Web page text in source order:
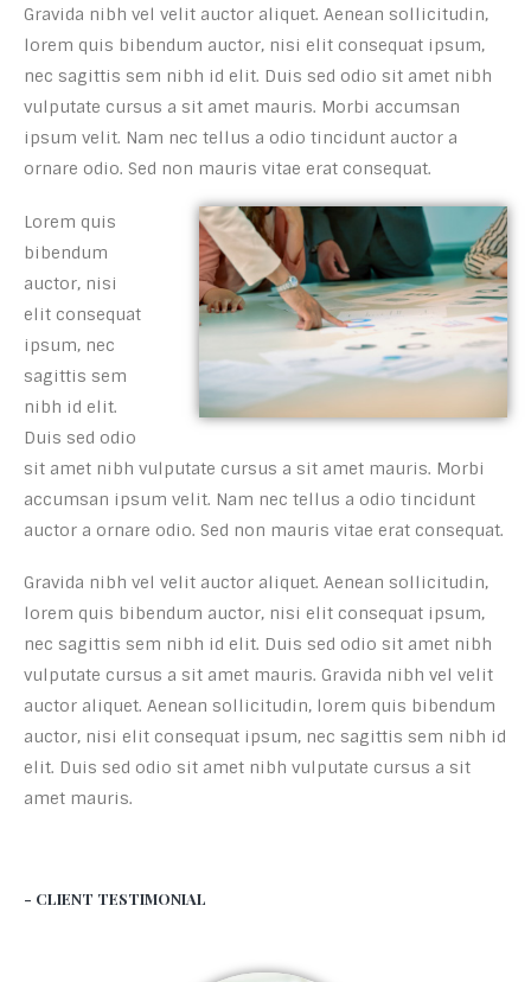
Gravida nibh vel velit auctor aliquet. Aenean sollicitudin,
lorem quis bibendum auctor, nisi elit consequat ipsum,
nec sagittis sem nibh id elit. Duis sed odio sit amet nibh
vulputate cursus a sit amet mauris. Morbi accumsan
ipsum velit. Nam nec tellus a odio tincidunt auctor a
ornare odio. Sed non mauris vitae erat consequat.
Lorem quis
bibendum
auctor, nisi
elit consequat
ipsum, nec
sagittis sem
nibh id elit.
Duis sed odio
sit amet nibh vulputate cursus a sit amet mauris. Morbi
accumsan ipsum velit. Nam nec tellus a odio tincidunt
auctor a ornare odio. Sed non mauris vitae erat consequat.
Gravida nibh vel velit auctor aliquet. Aenean sollicitudin,
lorem quis bibendum auctor, nisi elit consequat ipsum,
nec sagittis sem nibh id elit. Duis sed odio sit amet nibh
vulputate cursus a sit amet mauris. Gravida nibh vel velit
auctor aliquet. Aenean sollicitudin, lorem quis bibendum
auctor, nisi elit consequat ipsum, nec sagittis sem nibh id
elit. Duis sed odio sit amet nibh vulputate cursus a sit
amet mauris.
- CLIENT TESTIMONIAL